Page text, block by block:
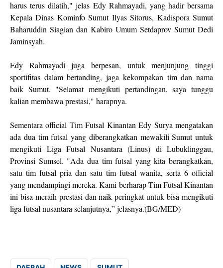
harus terus dilatih," jelas Edy Rahmayadi, yang hadir bersama
Kepala Dinas Kominfo Sumut Ilyas Sitorus, Kadispora Sumut
Baharuddin Siagian dan Kabiro Umum Setdaprov Sumut Dedi
Jaminsyah.
Edy Rahmayadi juga berpesan, untuk menjunjung tinggi
sportifitas dalam bertanding, jaga kekompakan tim dan nama
baik Sumut. "Selamat mengikuti pertandingan, saya tunggu
kalian membawa prestasi," harapnya.
Sementara official Tim Futsal Kinantan Edy Surya mengatakan
ada dua tim futsal yang diberangkatkan mewakili Sumut untuk
mengikuti Liga Futsal Nusantara (Linus) di Lubuklinggau,
Provinsi Sumsel. "Ada dua tim futsal yang kita berangkatkan,
satu tim futsal pria dan satu tim futsal wanita, serta 6 official
yang mendampingi mereka. Kami berharap Tim Futsal Kinantan
ini bisa meraih prestasi dan naik peringkat untuk bisa mengikuti
liga futsal nusantara selanjutnya,” jelasnya.(BG/MED)